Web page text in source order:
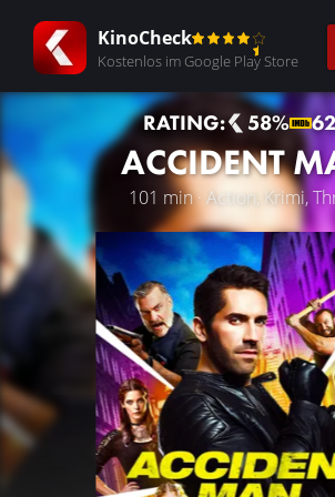
KinoCheck
Kostenlos im Google Play Store
RATING: 58%
ACCIDENT
101 min · Action, Krimi,